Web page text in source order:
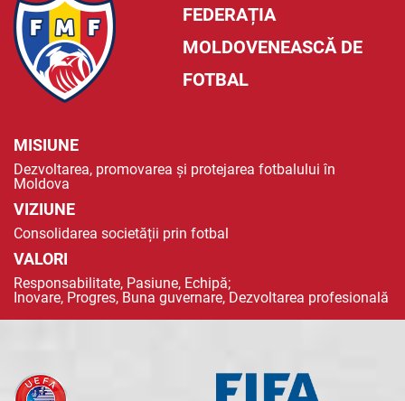
FEDERAȚIA
MOLDOVENEASCĂ DE
FOTBAL
MISIUNE
Dezvoltarea, promovarea și protejarea fotbalului în
Moldova
VIZIUNE
Consolidarea societății prin fotbal
VALORI
Responsabilitate, Pasiune, Echipă;
Inovare, Progres, Buna guvernare, Dezvoltarea profesională